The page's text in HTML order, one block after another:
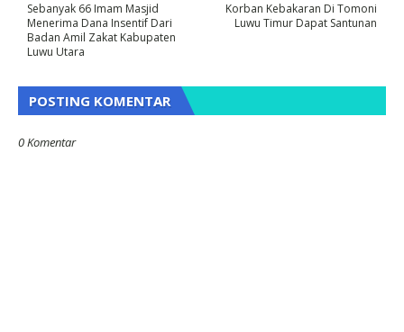
Korban Kebakaran Di Tomoni
Luwu Timur Dapat Santunan
Sebanyak 66 Imam Masjid
Menerima Dana Insentif Dari
Badan Amil Zakat Kabupaten
Luwu Utara
POSTING KOMENTAR
0 Komentar